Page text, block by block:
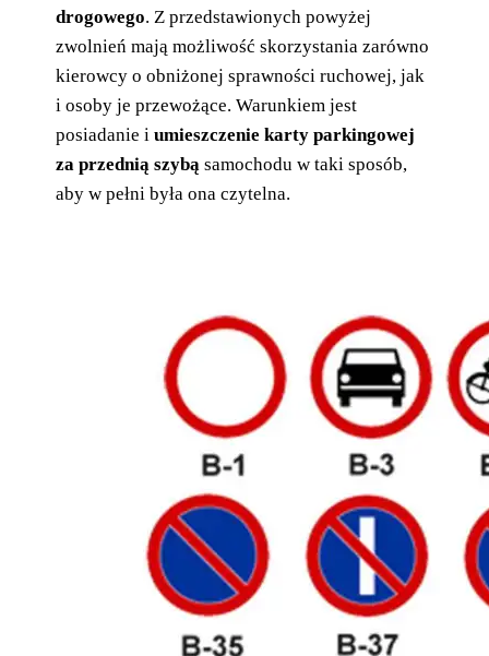
drogowego. Z przedstawionych powyżej
zwolnień mają możliwość skorzystania zarówno
kierowcy o obniżonej sprawności ruchowej, jak
i osoby je przewożące. Warunkiem jest
posiadanie iumieszczenie karty parkingowej
za przednią szybą samochodu w taki sposób,
aby w pełni była ona czytelna.